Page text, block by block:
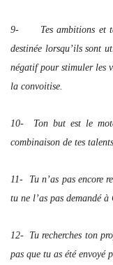
9- Tes ambitions et
destinée lorsqu’ils sont
négatif pour stimuler les
la convoitise.
10- Ton but est le
combinaison de tes
11- Tu n’as pas encore
tu ne l’as pas demandé à
12- Tu recherches ton
pas que tu as été envoyé